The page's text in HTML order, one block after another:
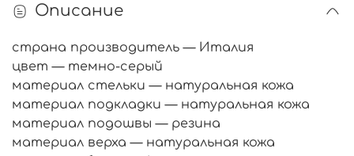
Описание
страна производитель — Италия
цвет — темно-серый
материал стельки — натуральная кожа
материал подкладки — натуральная кожа
материал подошвы — резина
материал верха — натуральная кожа